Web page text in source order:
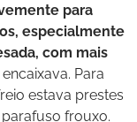
para
especialmente
com mais
Para
estava prestes
frouxo.